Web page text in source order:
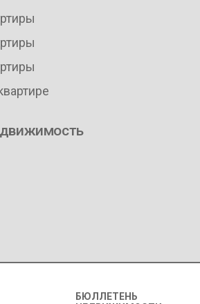
БЮЛЛЕТЕНЬ